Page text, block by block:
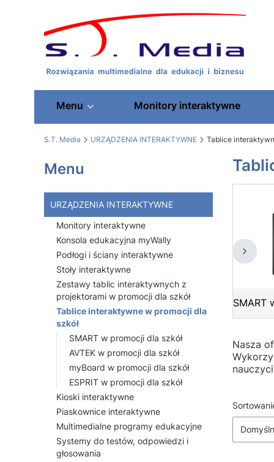
Menu Monitory interaktywne
S.T. Media URZĄDZENIA INTERAKTYWNE Tablice
Menu
URZĄDZENIA INTERAKTYWNE
Monitory interaktywne
Konsola edukacyjna myWally
Podłogi i ściany interaktywne
Stoły interaktywne
Zestawy tablic interaktywnych z
projektorami w promocji dla szkół
Tablice interaktywne w promocji dla
szkół
SMART w promocji dla szkół
AVTEK w promocji dla szkół
myBoard w promocji dla szkół
ESPRIT w promocji dla szkół
Kioski interaktywne
Piaskownice interaktywne
Multimedialne programy edukacyjne
Systemy do testów, odpowiedzi i
głosowania
SMART
Nasza
Lista